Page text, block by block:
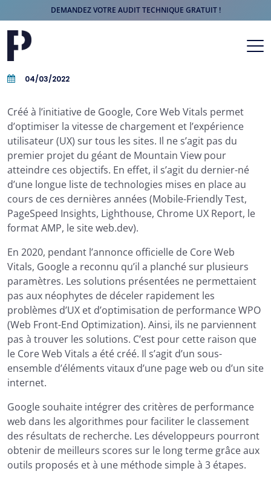
DEMANDEZ VOTRE AUDIT TECHNIQUE GRATUIT !
Aller au contenu
Navigation principale
04/03/2022
Créé à l’initiative de Google, Core Web Vitals permet
d’optimiser la vitesse de chargement et l’expérience
utilisateur (UX) sur tous les sites. Il ne s’agit pas du
premier projet du géant de Mountain View pour
atteindre ces objectifs. En effet, il s’agit du dernier-né
d’une longue liste de technologies mises en place au
cours de ces dernières années (Mobile-Friendly Test,
PageSpeed Insights, Lighthouse, Chrome UX Report, le
format AMP, le site web.dev).
En 2020, pendant l’annonce officielle de Core Web
Vitals, Google a reconnu qu’il a planché sur plusieurs
paramètres. Les solutions présentées ne permettaient
pas aux néophytes de déceler rapidement les
problèmes d’UX et d’optimisation de performance WPO
(Web Front-End Optimization). Ainsi, ils ne parviennent
pas à trouver les solutions. C’est pour cette raison que
le Core Web Vitals a été créé. Il s’agit d’un sous-
ensemble d’éléments vitaux d’une page web ou d’un site
internet.
Google souhaite intégrer des critères de performance
web dans les algorithmes pour faciliter le classement
des résultats de recherche. Les développeurs pourront
obtenir de meilleurs scores sur le long terme grâce aux
outils proposés et à une méthode simple à 3 étapes.